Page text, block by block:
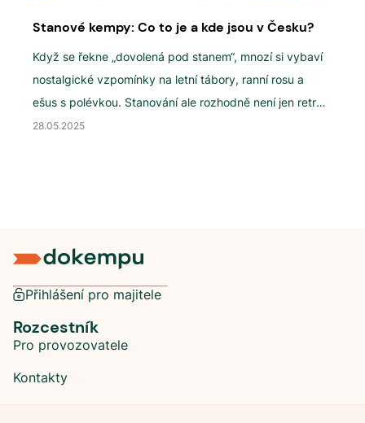
Stanové kempy: Co to je a kde jsou v Česku?
Když se řekne „dovolená pod stanem“, mnozí si vybaví
nostalgické vzpomínky na letní tábory, ranní rosu a
ešus s polévkou. Stanování ale rozhodně není jen retro
zážitek. Naopak, v posledních letech zažívají stanové
28.05.2025
Přihlášení pro majitele
Rozcestník
Pro provozovatele
Kontakty